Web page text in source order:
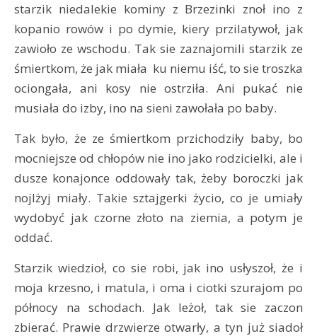
starzik niedalekie kominy z Brzezinki znoł ino z
kopanio rowów i po dymie, kiery przilatywoł, jak
zawioło ze wschodu. Tak sie zaznajomili starzik ze
śmiertkom, że jak miała ku niemu iść, to sie troszka
ociongała, ani kosy nie ostrziła. Ani pukać nie
musiała do izby, ino na sieni zawołała po baby.
Tak było, że ze śmiertkom przichodziły baby, bo
mocniejsze od chłopów nie ino jako rodzicielki, ale i
dusze konajonce oddowały tak, żeby boroczki jak
nojlżyj miały. Takie sztajgerki życio, co je umiały
wydobyć jak czorne złoto na ziemia, a potym je
oddać.
Starzik wiedzioł, co sie robi, jak ino usłyszoł, że i
moja krzesno, i matula, i oma i ciotki szurajom po
północy na schodach. Jak leżoł, tak sie zaczon
zbierać. Prawie drzwierze otwarły, a tyn już siadoł